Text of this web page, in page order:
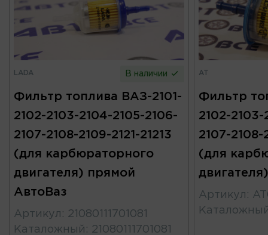
LADA В наличии
Фильтр топлива ВАЗ-2101-
2102-2103-2104-2105-2106-
2107-2108-2109-2121-21213
(для карбюраторного
двигателя) прямой
АвтоВаз
Артикул : 21080111701081
Каталожный : 21080111701081
AT
Фильтр
2102-2103-
2107-2108-
(для
Артикул :